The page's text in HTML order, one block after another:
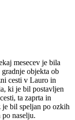
mesecev je bila
gradnje objekta ob
cesti v Lauro in
ki je bil postavljen
ta zaprta in
je bil speljan po ozkih
po naselju.